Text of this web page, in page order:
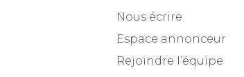
Nous écrire
Espace annonceur
Rejoindre l’équipe